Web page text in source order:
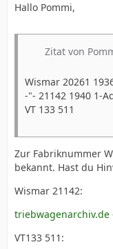
Hallo Pommi,
Zitat von
Wismar 20261
-"- 21142 1940 1-
VT 133 511
Zur Fabriknummer
bekannt. Hast du
Wismar 21142:
triebwagenarchiv.de
VT133 511: